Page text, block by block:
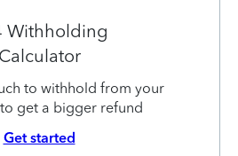
Withholding
Calculator
to withhold from your
get a bigger refund
Get started